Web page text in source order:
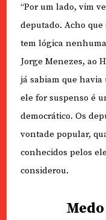
“Por um lado, vim
deputado. Acho que
tem lógica
Jorge Menezes, ao
já sabiam que
ele for suspenso é
democrático. Os
vontade popular,
conhecidos pelos
considerou.